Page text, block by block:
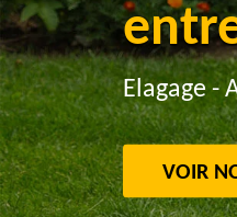
Elagage -
VOIR